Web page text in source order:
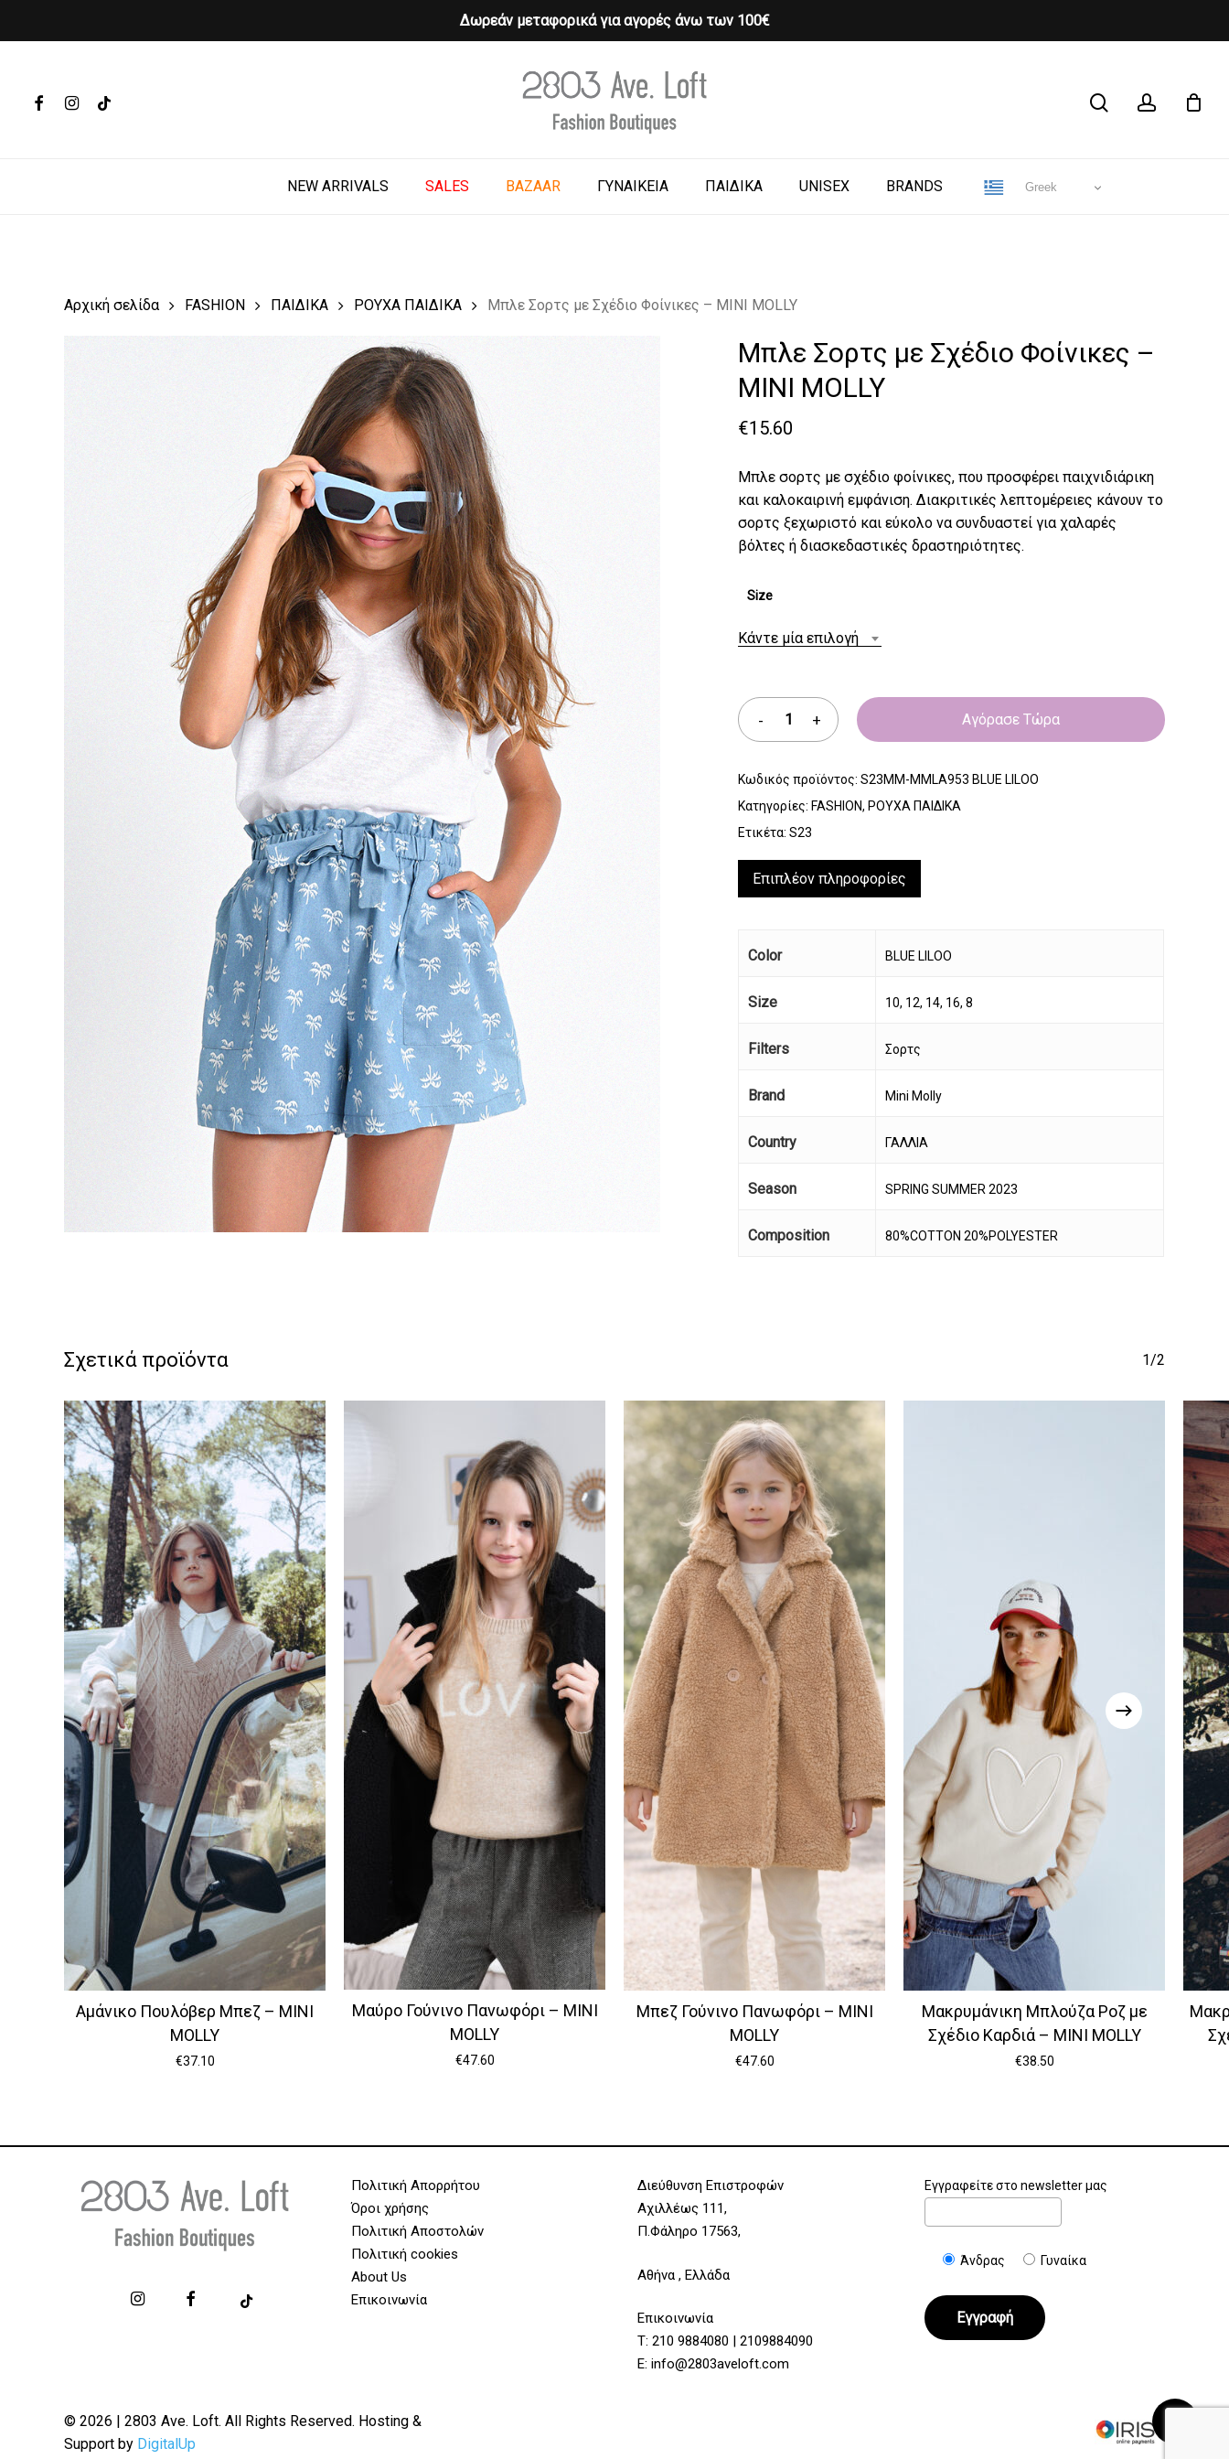
Δωρεάν μεταφορικά για αγορές άνω των 100€
Hit enter to search or ESC to close
FACEBOOKINSTAGRAM
TIKTOK
NEW ARRIVALS SALES BAZAAR ΓΥΝΑΙΚΕΙΑ ΠΑΙΔΙΚΑ UNISEX BRANDS Greek
Cart CLOSE
Κανένα προϊόν στο καλάθι σας.
Υποσύνολο:
Αρχική σελίδα FASHION ΠΑΙΔΙΚΑ ΡΟΥΧΑ ΠΑΙΔΙΚΑ Μπλε Σορτς με Σχέδιο Φοίνικες – MINI MOLLY
Μπλε Σορτς με Σχέδιο Φοίνικες –
MINI MOLLY
€15.60
Μπλε σορτς με σχέδιο φοίνικες, που προσφέρει παιχνιδιάρικη
και καλοκαιρινή εμφάνιση. Διακριτικές λεπτομέρειες κάνουν το
σορτς ξεχωριστό και εύκολο να συνδυαστεί για χαλαρές
βόλτες ή διασκεδαστικές δραστηριότητες.
Size
Κάντε μία επιλογή
Αγόρασε Τώρα
Κωδικός προϊόντος:S23MM-MMLA953 BLUE LILOO
Κατηγορίες: FASHION, ΡΟΥΧΑ ΠΑΙΔΙΚΑ
Ετικέτα:S23
Επιπλέον πληροφορίες
Color BLUE LILOO
Size 10, 12, 14, 16, 8
Filters Σορτς
Brand Mini Molly
Country ΓΑΛΛΙΑ
Season SPRING SUMMER 2023
Composition 80%COTTON 20%POLYESTER
Σχετικά προϊόντα 1/2
Αμάνικο Πουλόβερ Μπεζ – MINI
MOLLY
€37.10
Μαύρο Γούνινο Πανωφόρι – MINI
MOLLY
€47.60
Μπεζ Γούνινο Πανωφόρι – MINI
MOLLY
€47.60
Μακρυμάνικη Μπλούζα Ροζ με
Σχέδιο Καρδιά – MINI MOLLY
€38.50
Πολιτική Απορρήτου
Όροι χρήσης
Πολιτική Αποστολών
Πολιτική cookies
About Us
Επικοινωνία
Διεύθυνση Επιστροφών
Αχιλλέως 111,
Π.Φάληρο 17563,
Αθήνα , Ελλάδα
Επικοινωνία
Τ: 210 9884080 | 2109884090
E: info@2803aveloft.com
Εγγραφείτε στο newsletter μας
Άνδρας Γυναίκα
© 2026 | 2803 Ave. Loft. All Rights Reserved. Hosting &
Support by DigitalUp